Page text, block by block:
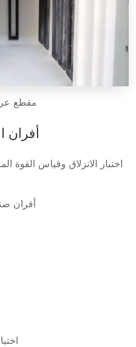
مقطع
أفران
اختبار الانزلاق وقياس القوة
أفران